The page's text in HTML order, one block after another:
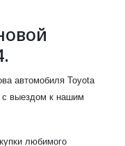
автомобиля Toyota
с выездом к нашим
любимого